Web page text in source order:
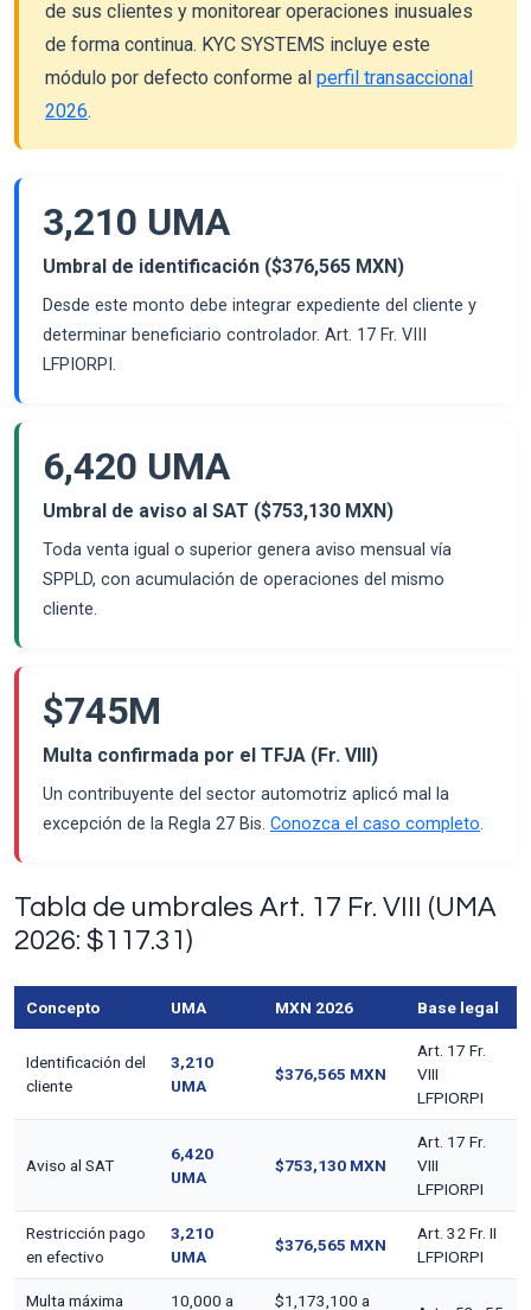
de sus clientes y monitorear operaciones inusuales
de forma continua. KYC SYSTEMS incluye este
módulo por defecto conforme al perfil transaccional
2026.
3,210 UMA
Umbral de identificación ($376,565 MXN)
Desde este monto debe integrar expediente del cliente y
determinar beneficiario controlador. Art. 17 Fr. VIII
LFPIORPI.
6,420 UMA
Umbral de aviso al SAT ($753,130 MXN)
Toda venta igual o superior genera aviso mensual vía
SPPLD, con acumulación de operaciones del mismo
cliente.
$745M
Multa confirmada por el TFJA (Fr. VIII)
Un contribuyente del sector automotriz aplicó mal la
excepción de la Regla 27 Bis. Conozca el caso completo.
Tabla de umbrales Art. 17 Fr. VIII (UMA
2026: $117.31)
Concepto UMA MXN 2026 Base legal
Identificación del
cliente
3,210
UMA
$376,565 MXN
Art. 17 Fr.
VIII
LFPIORPI
Aviso al SAT
6,420
UMA
$753,130 MXN
Art. 17 Fr.
VIII
LFPIORPI
Restricción pago
en efectivo
3,210
UMA
$376,565 MXN
Art. 32 Fr. II
LFPIORPI
Multa máxima 10,000 a $1,173,100 a